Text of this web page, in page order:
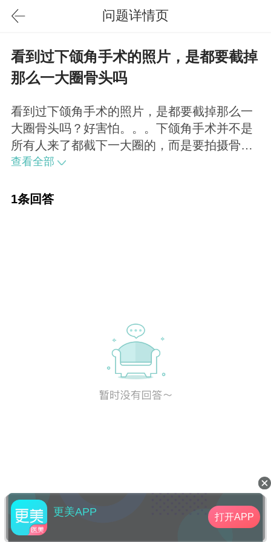
问题详情页
看到过下颌角手术的照片，是都要截掉
那么一大圈骨头吗
看到过下颌角手术的照片，是都要截掉那么一
大圈骨头吗？好害怕。。。下颌角手术并不是
所有人来了都截下一大圈的，而是要拍摄骨骼
照片，医生根据骨骼以及患者预期达到的效果
查看全部
1条回答
更美APP 打开APP